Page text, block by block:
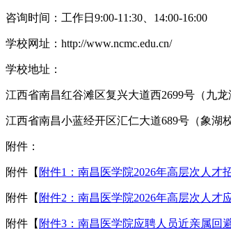
咨询时间：工作日9:00-11:30、14:00-16:00
学校网址：http://www.ncmc.edu.cn/
学校地址：
江西省南昌红谷滩区复兴大道西2699号（九龙
江西省南昌小蓝经开区汇仁大道689号（象湖校
附件：
附件【 附件1：南昌医学院2026年高层次人才
附件【 附件2：南昌医学院2026年高层次人才
附件【 附件3：南昌医学院应聘人员近亲属回